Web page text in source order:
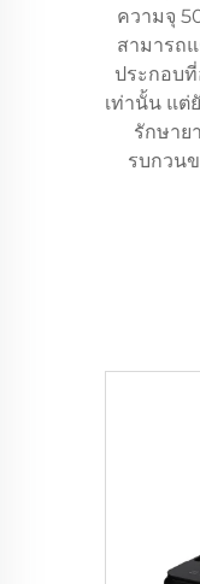
ความจุ
สามารถ
ประกอบ
เท่านั้น แต่
รักษาย
รบกวน